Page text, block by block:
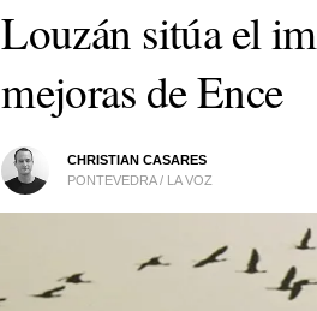
Louzán sitúa el
mejoras de Ence
CHRISTIAN CASARES
PONTEVEDRA / LA VOZ